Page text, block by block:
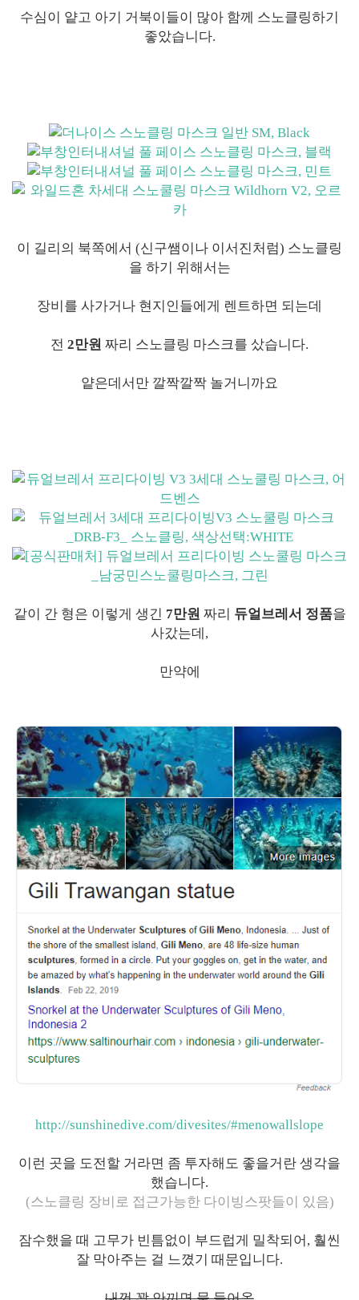
수심이 얕고 아기 거북이들이 많아 함께 스노클링하기
좋았습니다.
이 길리의 북쪽에서 (신구쌤이나 이서진처럼) 스노클링
을 하기 위해서는
장비를 사가거나 현지인들에게 렌트하면 되는데
전 2만원 짜리 스노클링 마스크를 샀습니다.
얕은데서만 깔짝깔짝 놀거니까요
같이 간 형은 이렇게 생긴 7만원 짜리 듀얼브레서 정품을
사갔는데,
만약에
http://sunshinedive.com/divesites/#menowallslope
이런 곳을 도전할 거라면 좀 투자해도 좋을거란 생각을
했습니다.
(스노클링 장비로 접근가능한 다이빙스팟들이 있음)
잠수했을 때 고무가 빈틈없이 부드럽게 밀착되어, 훨씬
잘 막아주는 걸 느꼈기 때문입니다.